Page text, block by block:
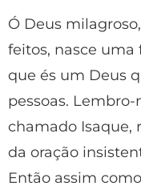
Ó Deus
feitos, nasce uma
que és um Deus
pessoas.
chamado Isaque,
da oração
Então assim